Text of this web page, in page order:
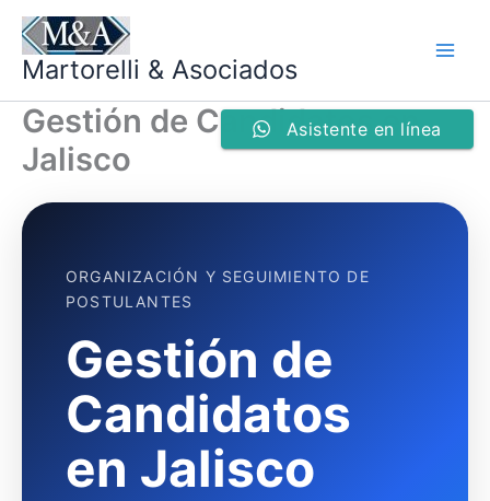
contenido
Martorelli & Asociados
Gestión de Candidatos en
Jalisco
ORGANIZACIÓN Y SEGUIMIENTO DE
POSTULANTES
Gestión de
Candidatos
en Jalisco
Asistente en línea